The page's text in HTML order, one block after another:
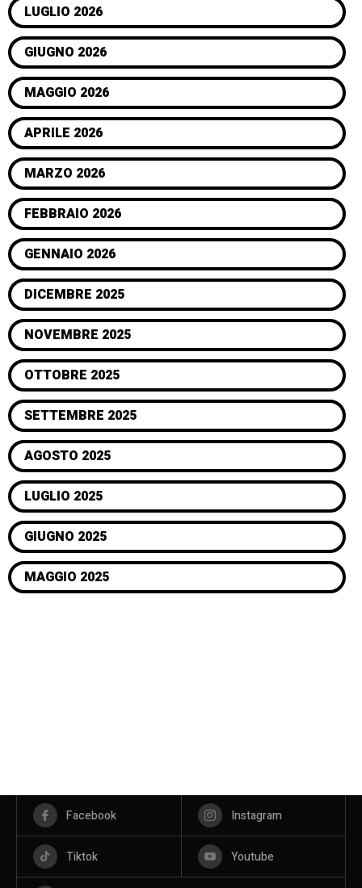
LUGLIO 2026
GIUGNO 2026
MAGGIO 2026
APRILE 2026
MARZO 2026
FEBBRAIO 2026
GENNAIO 2026
DICEMBRE 2025
NOVEMBRE 2025
OTTOBRE 2025
SETTEMBRE 2025
AGOSTO 2025
LUGLIO 2025
GIUGNO 2025
MAGGIO 2025
Facebook Instagram
Tiktok Youtube